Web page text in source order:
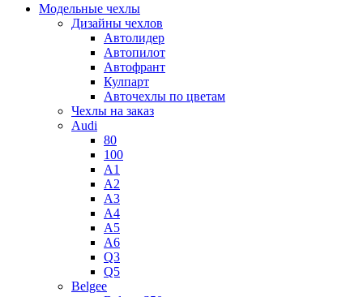
Модельные чехлы
Дизайны чехлов
Автолидер
Автопилот
Автофрант
Кулпарт
Авточехлы по цветам
Чехлы на заказ
Audi
80
100
A1
A2
A3
A4
A5
A6
Q3
Q5
Belgee